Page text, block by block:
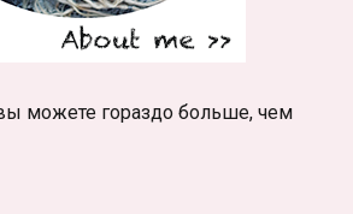
можете гораздо больше, чем